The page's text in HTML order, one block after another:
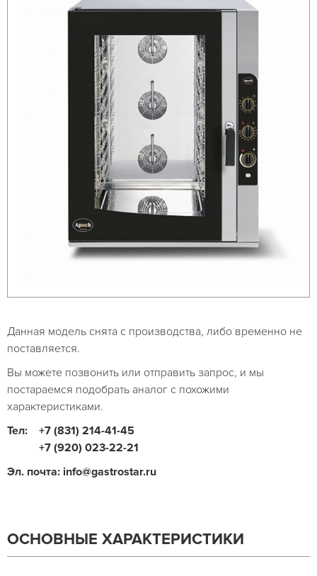
Данная модель снята с производства, либо временно не
поставляется.
Вы можете позвонить или отправить запрос, и мы
постараемся подобрать аналог с похожими
характеристиками.
Тел:
+7 (831) 214-41-45
+7 (920) 023-22-21
Эл. почта: info@gastrostar.ru
ОСНОВНЫЕ ХАРАКТЕРИСТИКИ